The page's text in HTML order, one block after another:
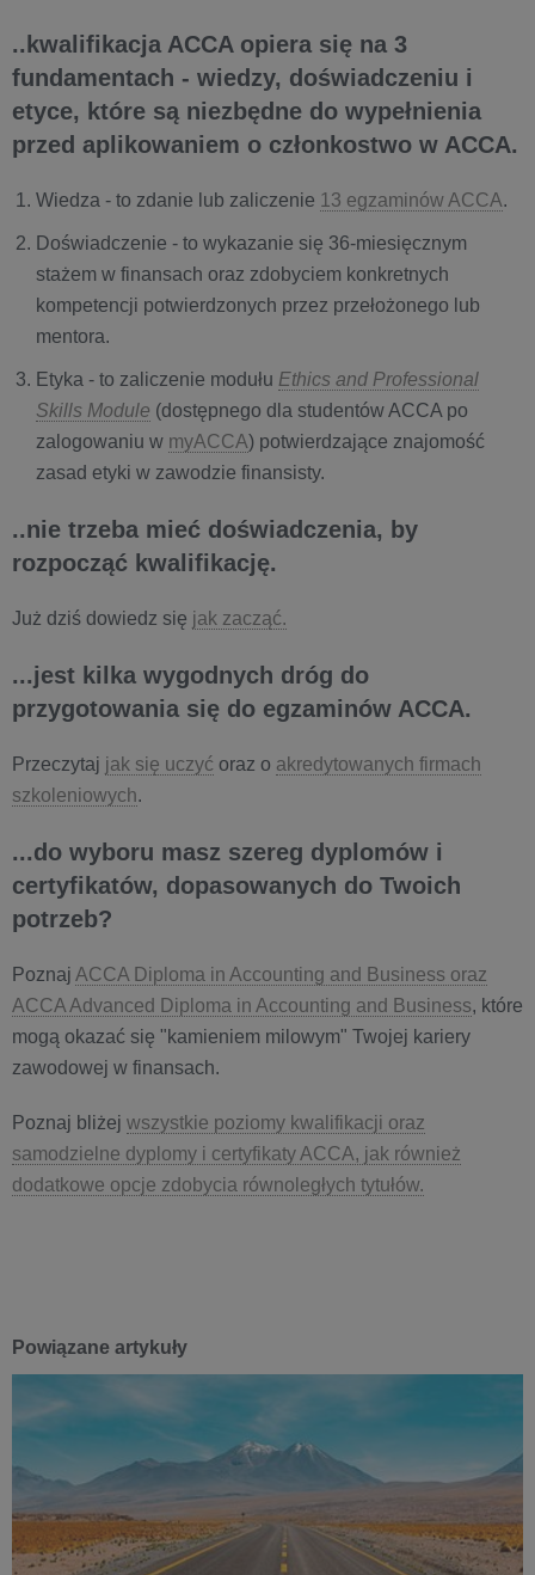
..kwalifikacja ACCA opiera się na 3
fundamentach - wiedzy, doświadczeniu i
etyce, które są niezbędne do wypełnienia
przed aplikowaniem o członkostwo w ACCA.
Wiedza - to zdanie lub zaliczenie 13 egzaminów ACCA.
Doświadczenie - to wykazanie się 36-miesięcznym
stażem w finansach oraz zdobyciem konkretnych
kompetencji potwierdzonych przez przełożonego lub
mentora.
Etyka - to zaliczenie modułu Ethics and Professional
Skills Module (dostępnego dla studentów ACCA po
zalogowaniu w myACCA) potwierdzające znajomość
zasad etyki w zawodzie finansisty.
..nie trzeba mieć doświadczenia, by
rozpocząć kwalifikację.
Już dziś dowiedz się jak zacząć.
...jest kilka wygodnych dróg do
przygotowania się do egzaminów ACCA.
Przeczytaj jak się uczyć oraz o akredytowanych firmach
szkoleniowych.
...do wyboru masz szereg dyplomów i
certyfikatów, dopasowanych do Twoich
potrzeb?
Poznaj ACCA Diploma in Accounting and Business oraz
ACCA Advanced Diploma in Accounting and Business, które
mogą okazać się "kamieniem milowym" Twojej kariery
zawodowej w finansach.
Poznaj bliżej wszystkie poziomy kwalifikacji oraz
samodzielne dyplomy i certyfikaty ACCA, jak również
dodatkowe opcje zdobycia równoległych tytułów.
Powiązane artykuły